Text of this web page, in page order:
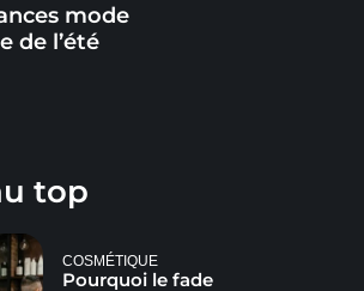
mode
de l’été
top
COSMÉTIQUE
Pourquoi le fade